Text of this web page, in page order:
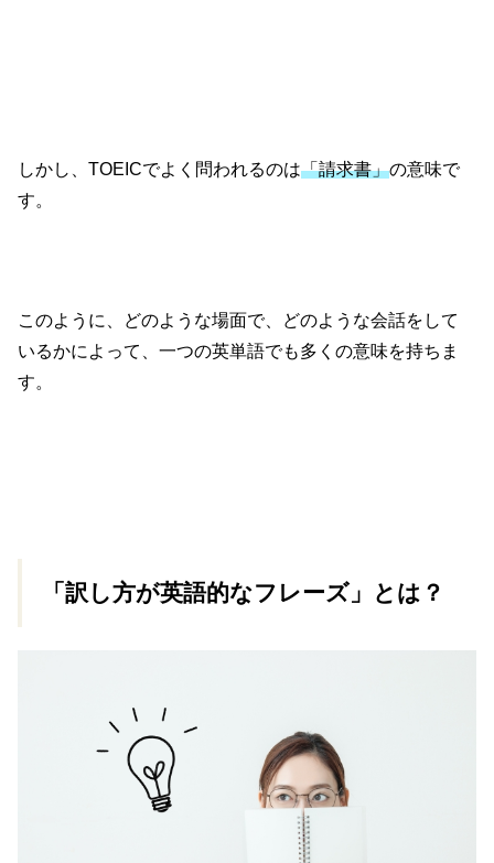
しかし、TOEICでよく問われるのは「請求書」の意味で
す。
このように、どのような場面で、どのような会話をして
いるかによって、一つの英単語でも多くの意味を持ちま
す。
「訳し方が英語的なフレーズ」とは？